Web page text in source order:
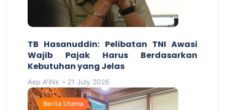
TB Hasanuddin: Pelibatan TNI Awasi
Wajib Pajak Harus Berdasarkan
Kebutuhan yang Jelas
Aep A'iNk 21 July 2026
Berita Utama